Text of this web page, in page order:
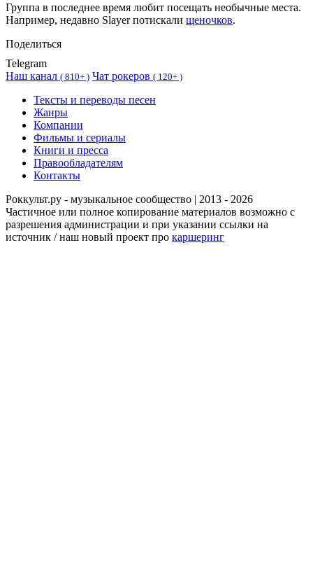
Группа в последнее время любит посещать необычные места.
Например, недавно Slayer потискали щеночков.
Поделиться
Telegram
Наш канал ( 810+ ) Чат рокеров ( 120+ )
Тексты и переводы песен
Жанры
Компании
Фильмы и сериалы
Книги и пресса
Правообладателям
Контакты
Роккульт.ру - музыкальное сообщество | 2013 - 2026
Частичное или полное копирование материалов возможно с
разрешения администрации и при указании ссылки на
источник / наш новый проект про каршеринг